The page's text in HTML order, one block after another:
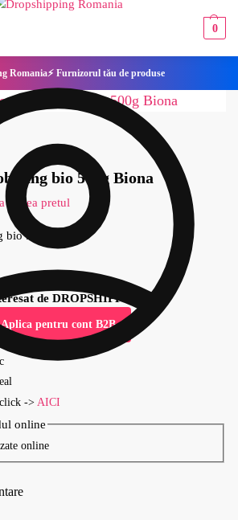
0
Romania⚡ Furnizorul tău de produse
lung bio 500g Biona
vedea pretul
500g Biona
de DROPSHIPPING?
Aplica pentru cont B2B
-> AICI
online